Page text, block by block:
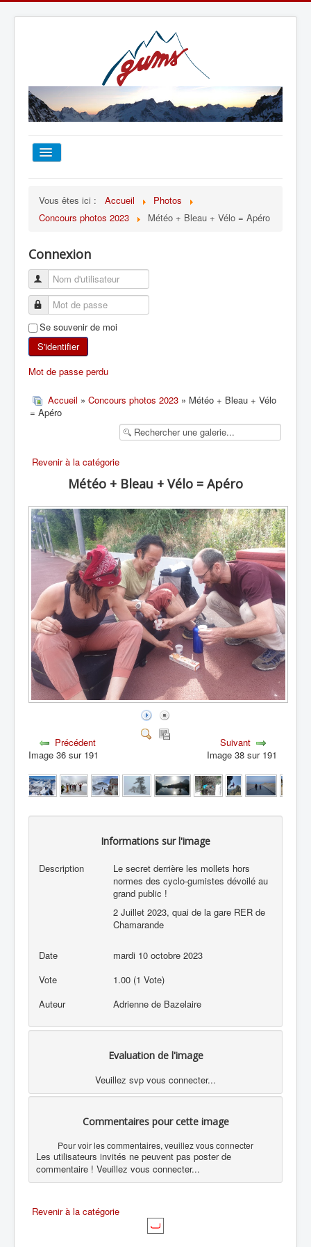
TOUT SUR LE GUMS
ESCALADE
ALPINISME
SKI DE RANDONNÉE
RANDONNÉE SPORTIVE
Vous êtes ici : Accueil
Photos
Concours photos 2023
Météo + Bleau + Vélo = Apéro
Connexion
Se souvenir de moi
S'identifier
Mot de passe perdu
Accueil » Concours photos 2023 » Météo + Bleau + Vélo
= Apéro
Revenir à la catégorie
Météo + Bleau + Vélo = Apéro
Précédent
Image 36 sur 191
Suivant
Image 38 sur 191
Informations sur l'image
Description
Le secret derrière les mollets hors
normes des cyclo-gumistes dévoilé au
grand public !
2 Juillet 2023, quai de la gare RER de
Chamarande
Date
mardi 10 octobre 2023
Vote
1.00 (1 Vote)
Auteur
Adrienne de Bazelaire
Evaluation de l'image
Veuillez svp vous connecter...
Commentaires pour cette image
Pour voir les commentaires, veuillez vous connecter
Les utilisateurs invités ne peuvent pas poster de
commentaire ! Veuillez vous connecter...
Revenir à la catégorie